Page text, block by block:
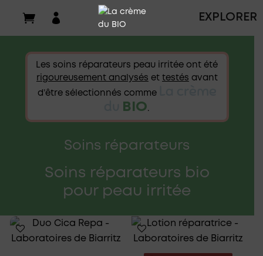
EXPLORER

Les soins réparateurs peau irritée ont été
rigoureusement analysés et testés avant
d’être sélectionnés comme
BIO.
Soins réparateurs
Soins réparateurs bio
pour peau irritée